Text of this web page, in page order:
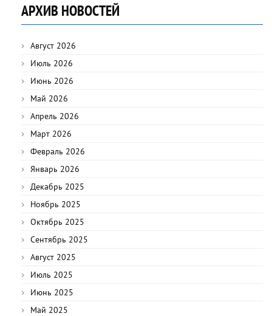
АРХИВ НОВОСТЕЙ
Август 2026
Июль 2026
Июнь 2026
Май 2026
Апрель 2026
Март 2026
Февраль 2026
Январь 2026
Декабрь 2025
Ноябрь 2025
Октябрь 2025
Сентябрь 2025
Август 2025
Июль 2025
Июнь 2025
Май 2025